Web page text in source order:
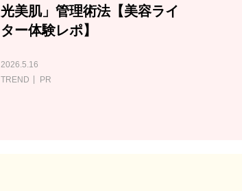
光美肌」管理術法【美容ライ
ター体験レポ】
2026.5.16
TREND
PR